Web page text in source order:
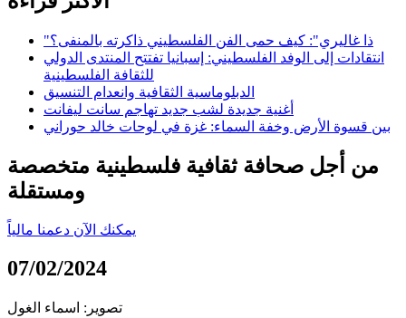
"ذا غاليري": كيف حمى الفن الفلسطيني ذاكرته بالمنفى؟
انتقادات إلى الوفد الفلسطيني: إسبانيا تفتتح المنتدى الدولي
للثقافة الفلسطينية
الدبلوماسية الثقافية وانعدام التنسيق
أغنية جديدة لشب جديد تهاجم سانت ليفانت
بين قسوة الأرض وخفة السماء: غزة في لوحات خالد حوراني
من أجل صحافة ثقافية فلسطينية متخصصة
ومستقلة
يمكنك الآن دعمنا مالياً
07/02/2024
تصوير: اسماء الغول